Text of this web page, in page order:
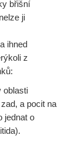
břišní
ji
ihned
z
oblasti
a pocit na
jednat o